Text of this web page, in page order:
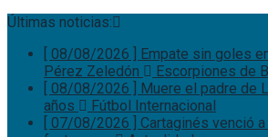
Últimas noticias:
[ 08/08/2026 ] Empate sin goles
Pérez Zeledón
Escorpiones de
[ 08/08/2026 ] Muere el padre de
años
Fútbol Internacional
[ 07/08/2026 ] Cartaginés venció